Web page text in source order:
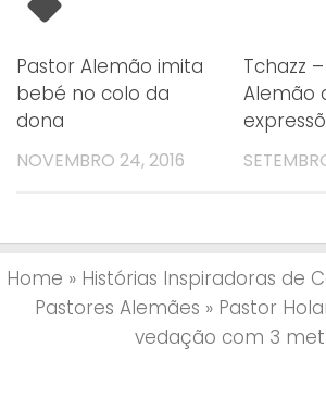
Pastor Alemão imita
bebé no colo da
dona
NOVEMBRO 24, 2016
Tchazz
Alemão
Home » Histórias Inspiradoras de
Pastores Alemães » Pastor
vedação com 3